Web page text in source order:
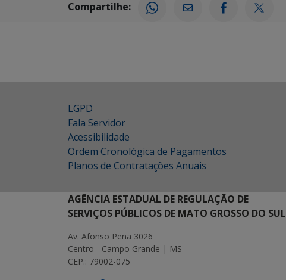
Compartilhe:
LGPD
Fala Servidor
Acessibilidade
Ordem Cronológica de Pagamentos
Planos de Contratações Anuais
AGÊNCIA ESTADUAL DE REGULAÇÃO DE
SERVIÇOS PÚBLICOS DE MATO GROSSO DO SUL
Av. Afonso Pena 3026
Centro - Campo Grande | MS
CEP.: 79002-075